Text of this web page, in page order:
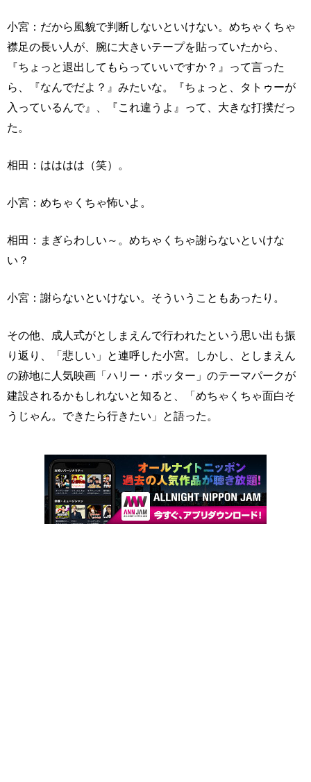
小宮：だから風貌で判断しないといけない。めちゃくちゃ
襟足の長い人が、腕に大きいテープを貼っていたから、
『ちょっと退出してもらっていいですか？』って言った
ら、『なんでだよ？』みたいな。『ちょっと、タトゥーが
入っているんで』、『これ違うよ』って、大きな打撲だっ
た。
相田：はははは（笑）。
小宮：めちゃくちゃ怖いよ。
相田：まぎらわしい～。めちゃくちゃ謝らないといけな
い？
小宮：謝らないといけない。そういうこともあったり。
その他、成人式がとしまえんで行われたという思い出も振
り返り、「悲しい」と連呼した小宮。しかし、としまえん
の跡地に人気映画「ハリー・ポッター」のテーマパークが
建設されるかもしれないと知ると、「めちゃくちゃ面白そ
うじゃん。できたら行きたい」と語った。